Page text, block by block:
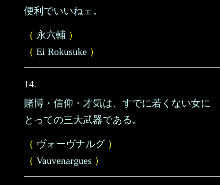
便利でいいねェ。
（ 永六輔 ）
（ Ei Rokusuke ）
14.
賭博・信仰・才気は、すでに若くない女に
とっての三大武器である。
（ ヴォーヴナルグ）
（ Vauvenargues ）